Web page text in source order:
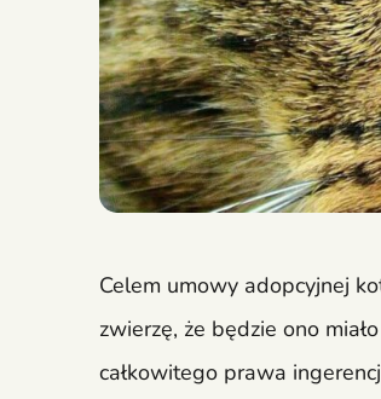
Celem umowy adopcyjnej
zwierzę, że będzie ono
całkowitego prawa